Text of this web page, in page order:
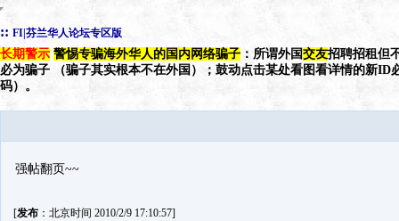
:: FI|芬兰华人论坛专区版
长期警示 警惕专骗海外华人的国内网络骗子 ：所谓外国交友招聘招租但
必为骗子 （骗子其实根本不在外国）；鼓动点击某处看图看详情的新ID
码）。
强帖翻页~~
[发布：北京时间 2010/2/9 17:10:57]